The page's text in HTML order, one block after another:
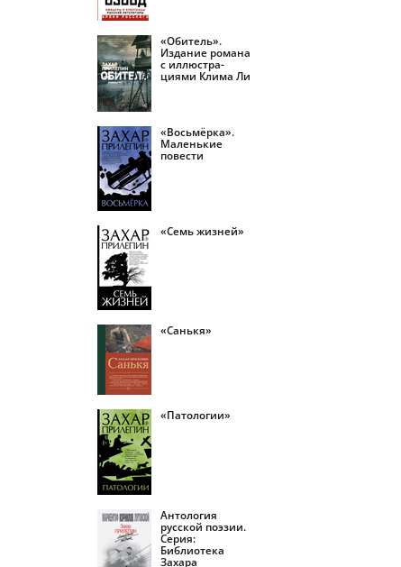
«Обитель».
Издание романа
с иллюстра­
циями Клима Ли
«Восьмёрка».
Маленькие
повести
«Семь жизней»
«Санькя»
«Патологии»
Антология
русской поэзии.
Серия:
Библиотека
Захара